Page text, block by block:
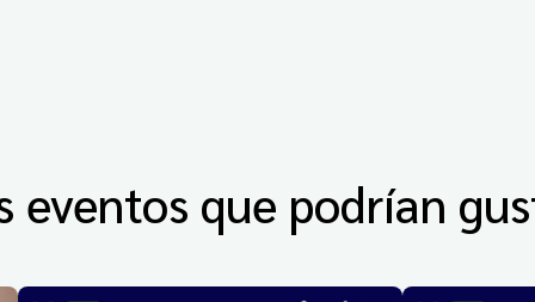
eventos que podrían